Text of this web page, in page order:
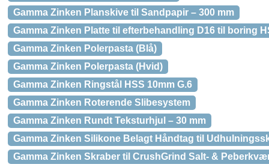
Gamma Zinken Planskive til Sandpapir – 300 mm
Gamma Zinken Platte til efterbehandling D16 til boring
Gamma Zinken Polerpasta (Blå)
Gamma Zinken Polerpasta (Hvid)
Gamma Zinken Ringstål HSS 10mm G.6
Gamma Zinken Roterende Slibesystem
Gamma Zinken Rundt Teksturhjul – 30 mm
Gamma Zinken Silikone Belagt Håndtag til
Gamma Zinken Skraber til CrushGrind Salt- &